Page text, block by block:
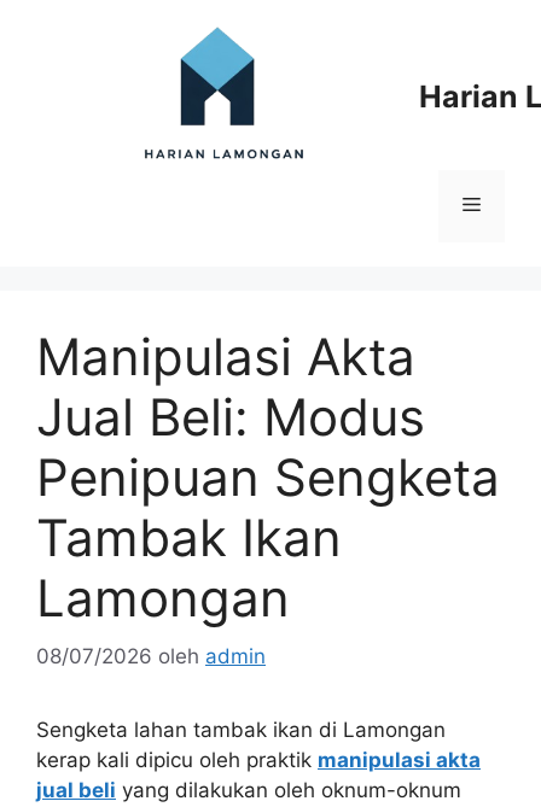
Harian
Menu
Manipulasi Akta
Jual Beli: Modus
Penipuan Sengketa
Tambak Ikan
Lamongan
08/07/2026 oleh admin
Sengketa lahan tambak ikan di Lamongan
kerap kali dipicu oleh praktik manipulasi akta
jual beli yang dilakukan oleh oknum-oknum